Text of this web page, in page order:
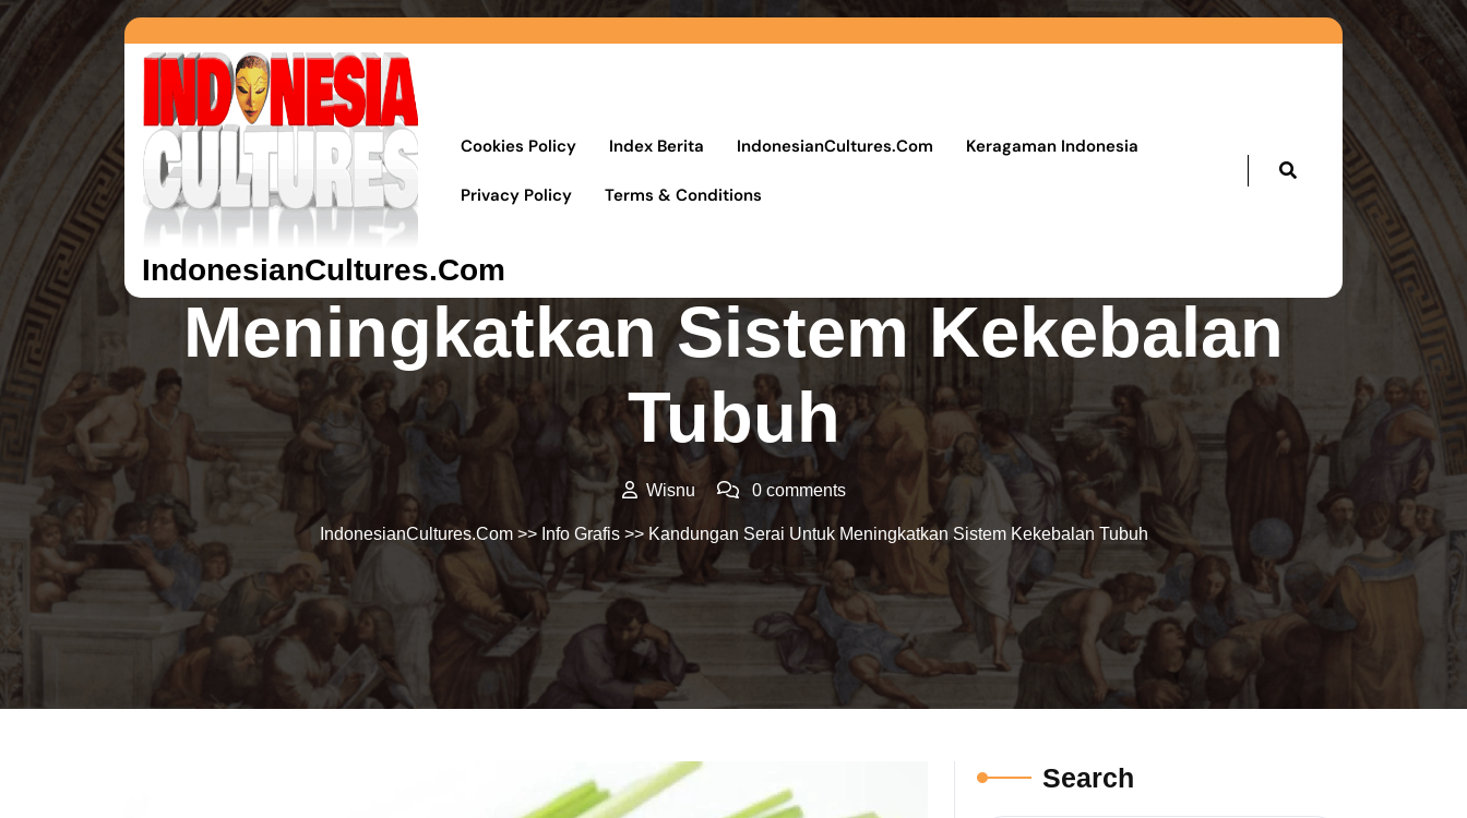
IndonesianCultures.Com
Cookies Policy Index Berita IndonesianCultures.Com Keragaman Indonesia
Privacy Policy Terms & Conditions
Kandungan Serai Untuk
Meningkatkan Sistem Kekebalan
Tubuh
Wisnu 0 comments
IndonesianCultures.Com>> Info Grafis>> Kandungan Serai Untuk Meningkatkan Sistem Kekebalan Tubuh
Search